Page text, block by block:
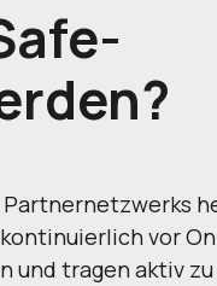
vor
und tragen aktiv